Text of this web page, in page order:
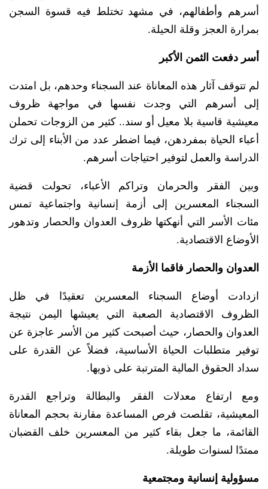
أسرهم وأطفالهم، في مشهد تختلط فيه قسوة السجن
بمرارة العجز وقلة الحيلة.
أسر دفعت الثمن الأكبر
لم تتوقف آثار هذه المعاناة عند السجناء وحدهم، بل امتدت
إلى أسرهم التي وجدت نفسها في مواجهة ظروف
معيشية قاسية بلا معيل أو سند.. كثير من الزوجات تحملن
أعباء الحياة بمفردهن، فيما اضطر عدد من الأبناء إلى ترك
الدراسة والعمل لتوفير احتياجات أسرهم.
وبين الفقر والحرمان وتراكم الأعباء، تحولت قضية
السجناء المعسرين إلى أزمة إنسانية واجتماعية تمس
مئات الأسر التي أنهكتها ظروف العدوان والحصار وتدهور
الأوضاع الاقتصادية.
العدوان والحصار فاقما الأزمة
ازدادت أوضاع السجناء المعسرين تعقيدًا في ظل
الظروف الاقتصادية الصعبة التي يعيشها اليمن نتيجة
العدوان والحصار، حيث أصبحت كثير من الأسر عاجزة عن
توفير متطلبات الحياة الأساسية، فضلاً عن القدرة على
سداد الحقوق المالية المترتبة على ذويها.
ومع ارتفاع معدلات الفقر والبطالة وتراجع القدرة
المعيشية، تقلصت فرص المساعدة مقارنة بحجم المعاناة
القائمة، ما جعل بقاء كثير من المعسرين خلف القضبان
ممتدًا لسنوات طويلة.
مسؤولية إنسانية ومجتمعية